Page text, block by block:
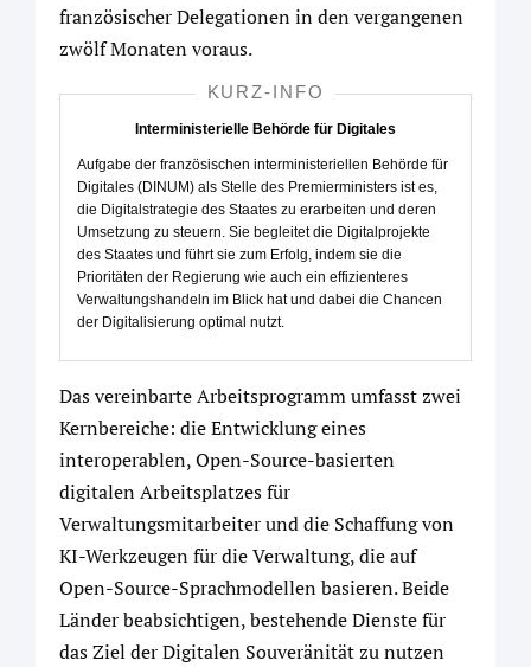
französischer Delegationen in den vergangenen
zwölf Monaten voraus.
KURZ-INFO
Interministerielle Behörde für Digitales
Aufgabe der französischen interministeriellen Behörde für
Digitales (DINUM) als Stelle des Premierministers ist es,
die Digitalstrategie des Staates zu erarbeiten und deren
Umsetzung zu steuern. Sie begleitet die Digitalprojekte
des Staates und führt sie zum Erfolg, indem sie die
Prioritäten der Regierung wie auch ein effizienteres
Verwaltungshandeln im Blick hat und dabei die Chancen
der Digitalisierung optimal nutzt.
Das vereinbarte Arbeitsprogramm umfasst zwei
Kernbereiche: die Entwicklung eines
interoperablen, Open-Source-basierten
digitalen Arbeitsplatzes für
Verwaltungsmitarbeiter und die Schaffung von
KI-Werkzeugen für die Verwaltung, die auf
Open-Source-Sprachmodellen basieren. Beide
Länder beabsichtigen, bestehende Dienste für
das Ziel der Digitalen Souveränität zu nutzen